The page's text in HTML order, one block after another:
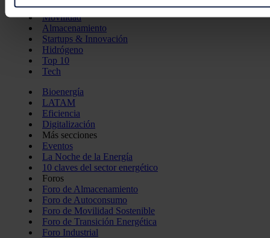
preferencias en lasección de datos. Puede cambiar o
momento en la Declaración de cookies.
Las cookies de este sitio web se usan para personalizar el
funciones de redes sociales y analizar el tráfico. Además,
que haga del sitio web con nuestros partners de redes
pueden combinarla con otra información que les haya
del uso que haya hecho de sus servicios.
NET ZERO
Movilidad
Almacenamiento
Startups & Innovación
Hidrógeno
Top 10
Tech
Bioenergía
LATAM
Eficiencia
Digitalización
Más secciones
Eventos
La Noche de la Energía
10 claves del sector energético
Foros
Foro de Almacenamiento
Foro de Autoconsumo
Foro de Movilidad Sostenible
Foro de Transición Energética
Foro Industrial